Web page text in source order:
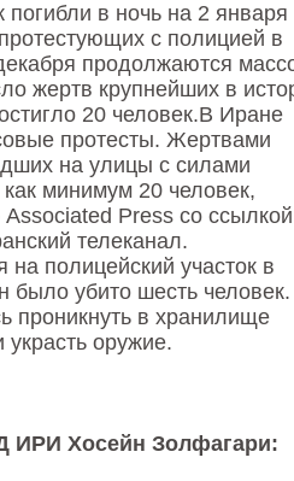
в ночь на 2 января
с полицией в
продолжаются
жертв крупнейших в
20 человек.В Иране
протесты. Жертвами
на улицы с силами
как минимум 20 человек,
Associated Press со
телеканал.
полицейский участок в
было убито шесть человек.
проникнуть в хранилище
украсть оружие.
ИРИ Хосейн Золфагари: